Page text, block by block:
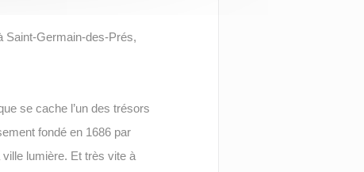
Saint-Germain-des-Prés,
se cache l’un des trésors
fondé en 1686 par
lumière. Et très vite à